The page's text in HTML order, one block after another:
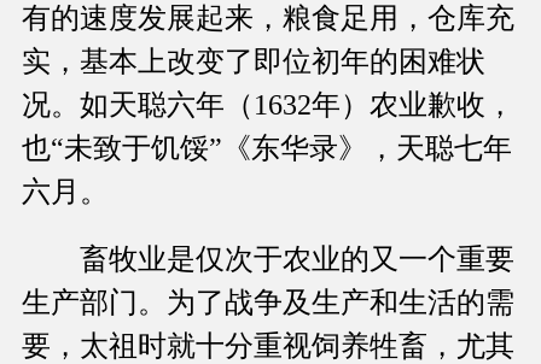
有的速度发展起来，粮食足用，仓库充
实，基本上改变了即位初年的困难状
况。如天聪六年（1632年）农业歉收，
也“未致于饥馁”《东华录》，天聪七年
六月。
畜牧业是仅次于农业的又一个重要
生产部门。为了战争及生产和生活的需
要，太祖时就十分重视饲养牲畜，尤其